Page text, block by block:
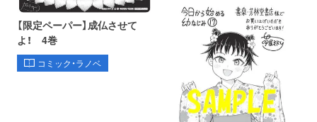
【限定ペーパー】成仏させて
よ！ 4巻
コミック・ラノベ